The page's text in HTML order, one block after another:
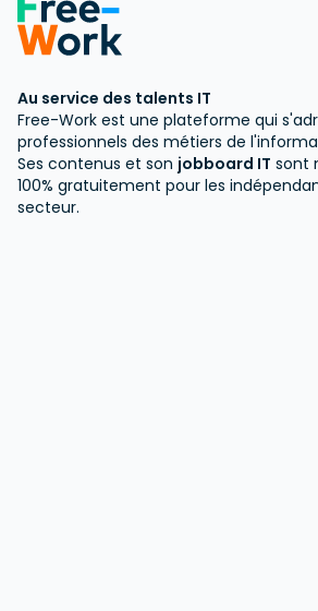
Au service des talents IT
Free-Work est une plateforme qui
professionnels des métiers de
Ses contenus et son jobboard IT sont
100% gratuitement pour les
secteur.